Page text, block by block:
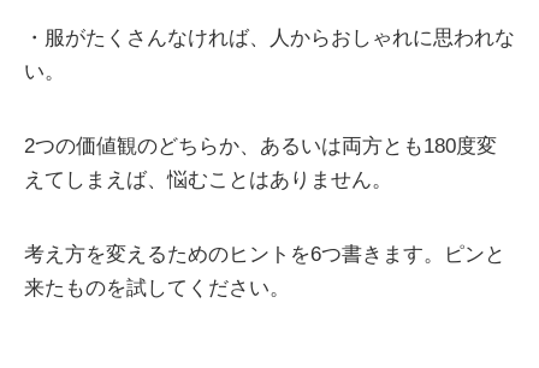
・服がたくさんなければ、人からおしゃれに思われな
い。
2つの価値観のどちらか、あるいは両方とも180度変
えてしまえば、悩むことはありません。
考え方を変えるためのヒントを6つ書きます。ピンと
来たものを試してください。